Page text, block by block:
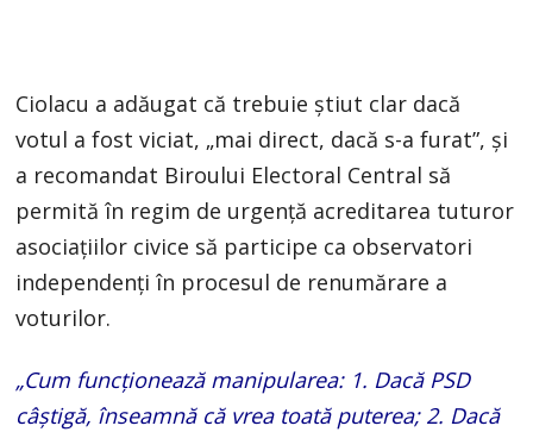
Ciolacu a adăugat că trebuie ştiut clar dacă
votul a fost viciat, „mai direct, dacă s-a furat”, şi
a recomandat Biroului Electoral Central să
permită în regim de urgenţă acreditarea tuturor
asociaţiilor civice să participe ca observatori
independenţi în procesul de renumărare a
voturilor.
„Cum funcţionează manipularea: 1. Dacă PSD
câştigă, înseamnă că vrea toată puterea; 2. Dacă